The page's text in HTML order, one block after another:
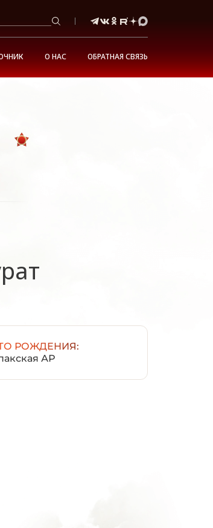
О НАС ОБРАТНАЯ СВЯЗЬ
РОЖДЕНИЯ:
АР